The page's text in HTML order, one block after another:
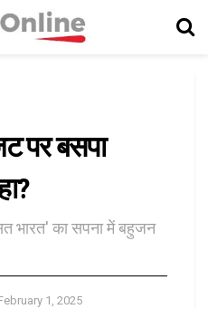
पर बसपा
भारत' का सपना में बहुजन
1, 2025